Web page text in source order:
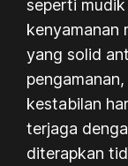
seperti
kenyamanan
yang solid
kestabilan
terjaga
diterapkan